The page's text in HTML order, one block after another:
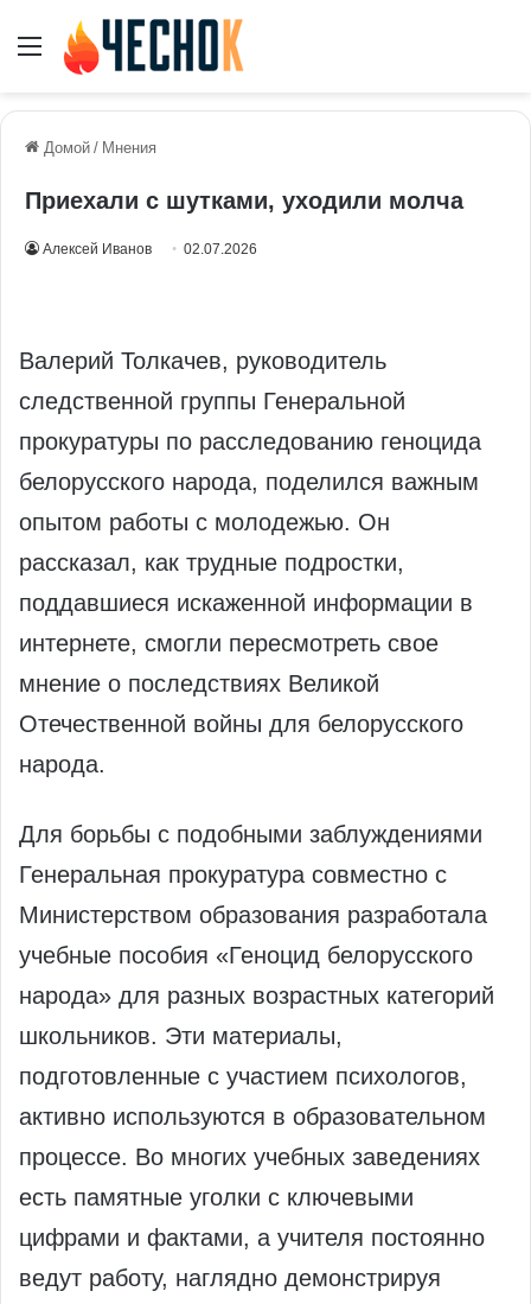
Меню
Домой / Мнения
Приехали с шутками, уходили молча
Алексей Иванов 02.07.2026
Валерий Толкачев, руководитель
следственной группы Генеральной
прокуратуры по расследованию геноцида
белорусского народа, поделился важным
опытом работы с молодежью. Он
рассказал, как трудные подростки,
поддавшиеся искаженной информации в
интернете, смогли пересмотреть свое
мнение о последствиях Великой
Отечественной войны для белорусского
народа.
Для борьбы с подобными заблуждениями
Генеральная прокуратура совместно с
Министерством образования разработала
учебные пособия «Геноцид белорусского
народа» для разных возрастных категорий
школьников. Эти материалы,
подготовленные с участием психологов,
активно используются в образовательном
процессе. Во многих учебных заведениях
есть памятные уголки с ключевыми
цифрами и фактами, а учителя постоянно
ведут работу, наглядно демонстрируя